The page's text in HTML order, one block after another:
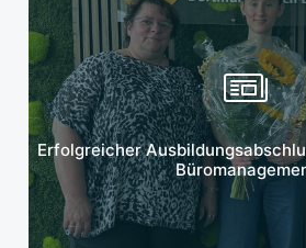
Erfolgreicher
Mehr erfahren